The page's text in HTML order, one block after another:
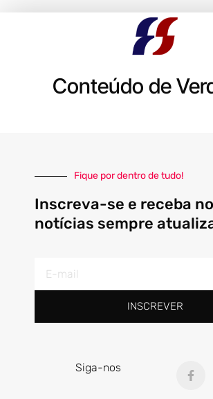
Conteúdo de
Fique por dentro de tudo!
Inscreva-se e receba
notícias sempre
mail
INSCREVER
Siga-nos
a